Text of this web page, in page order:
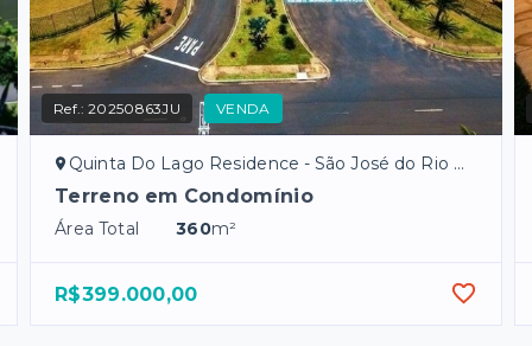
Ref.:20250863JU VENDA
Quinta Do Lago Residence - São José do Rio Preto/SP
Terreno em Condomínio
Área Total 360m²
R$399.000,00